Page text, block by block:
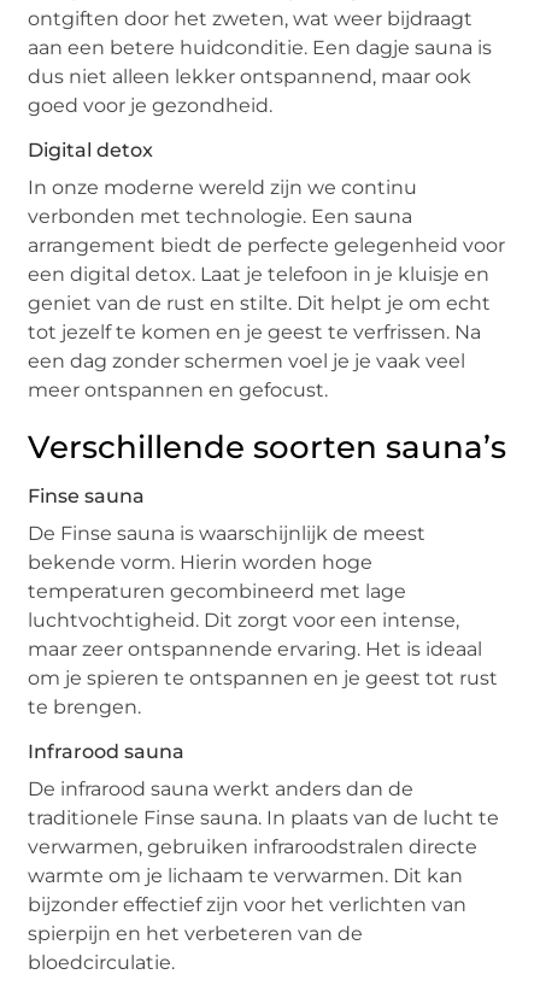
ontgiften door het zweten, wat weer bijdraagt
aan een betere huidconditie. Een dagje sauna is
dus niet alleen lekker ontspannend, maar ook
goed voor je gezondheid.
Digital detox
In onze moderne wereld zijn we continu
verbonden met technologie. Een sauna
arrangement biedt de perfecte gelegenheid voor
een digital detox. Laat je telefoon in je kluisje en
geniet van de rust en stilte. Dit helpt je om echt
tot jezelf te komen en je geest te verfrissen. Na
een dag zonder schermen voel je je vaak veel
meer ontspannen en gefocust.
Verschillende soorten sauna’s
Finse sauna
De Finse sauna is waarschijnlijk de meest
bekende vorm. Hierin worden hoge
temperaturen gecombineerd met lage
luchtvochtigheid. Dit zorgt voor een intense,
maar zeer ontspannende ervaring. Het is ideaal
om je spieren te ontspannen en je geest tot rust
te brengen.
Infrarood sauna
De infrarood sauna werkt anders dan de
traditionele Finse sauna. In plaats van de lucht te
verwarmen, gebruiken infraroodstralen directe
warmte om je lichaam te verwarmen. Dit kan
bijzonder effectief zijn voor het verlichten van
spierpijn en het verbeteren van de
bloedcirculatie.